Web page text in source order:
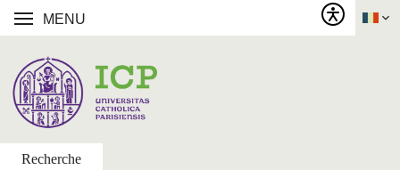
MENU
Recherche